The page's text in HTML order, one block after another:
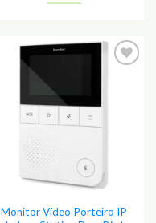
Monitor Vídeo Porteiro IP